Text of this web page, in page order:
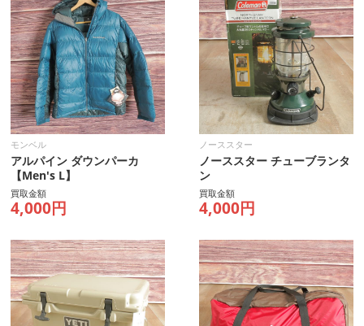
モンベル
アルパイン ダウンパーカ
【Men's L】
買取金額
4,000円
ノーススター
ノーススター チューブランタ
ン
買取金額
4,000円